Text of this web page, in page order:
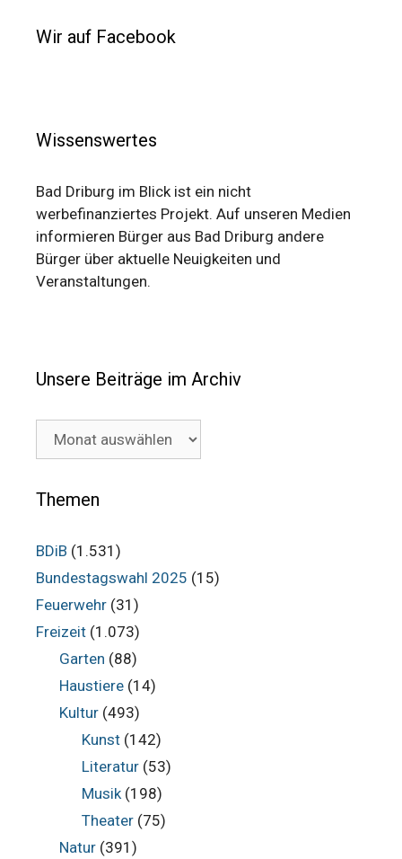
Wir auf Facebook
Wissenswertes
Bad Driburg im Blick ist ein nicht
werbefinanziertes Projekt. Auf unseren Medien
informieren Bürger aus Bad Driburg andere
Bürger über aktuelle Neuigkeiten und
Veranstaltungen.
Unsere Beiträge im Archiv
Archiv
Themen
BDiB (1.531)
Bundestagswahl 2025 (15)
Feuerwehr (31)
Freizeit (1.073)
Garten (88)
Haustiere(14)
Kultur(493)
Kunst (142)
Literatur (53)
Musik (198)
Theater (75)
Natur(391)